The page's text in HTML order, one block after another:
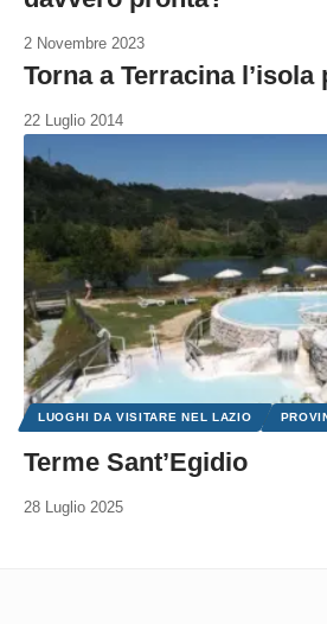
2 Novembre 2023
Torna a Terracina l’isola
22 Luglio 2014
LUOGHI DA VISITARE NEL LAZIO
Terme Sant’Egidio
28 Luglio 2025